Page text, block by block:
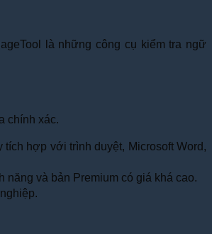
là những công cụ kiểm tra ngữ
chính xác.
hợp với trình duyệt, Microsoft Word,
và bản Premium có giá khá cao.